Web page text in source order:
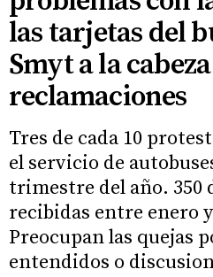
las tarjetas del
Smyt a la
reclamaciones
Tres de cada 10
el servicio de
trimestre del año. 350
recibidas entre enero
Preocupan las quejas
entendidos o